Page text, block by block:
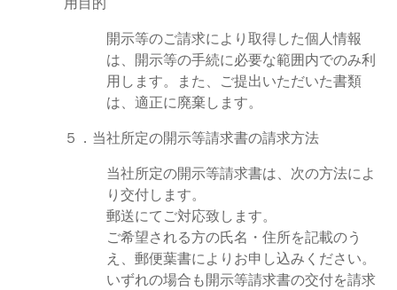
開示等のご請求により取得した個人情報
は、開示等の手続に必要な範囲内でのみ利
用します。また、ご提出いただいた書類
は、適正に廃棄します。
５．当社所定の開示等請求書の請求方法
当社所定の開示等請求書は、次の方法によ
り交付します。
郵送にてご対応致します。
ご希望される方の氏名・住所を記載のう
え、郵便葉書によりお申し込みください。
いずれの場合も開示等請求書の交付を請求